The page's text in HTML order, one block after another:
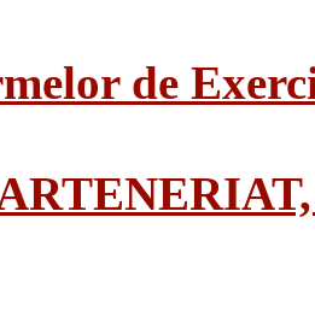
de